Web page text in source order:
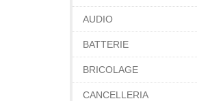
AUDIO
BATTERIE
BRICOLAGE
CANCELLERIA